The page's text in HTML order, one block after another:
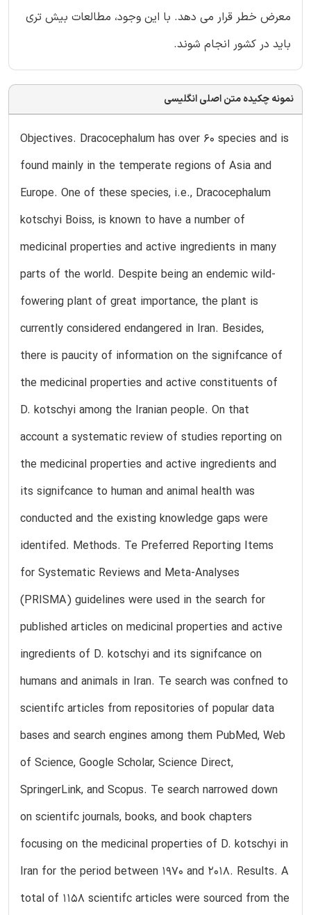
معرض خطر قرار می دهد. با این وجود، مطالعات بیش تری
باید در کشور انجام شوند.
نمونه چکیده متن اصلی انگلیسی
Objectives. Dracocephalum has over 60 species and is
found mainly in the temperate regions of Asia and
Europe. One of these species, i.e., Dracocephalum
kotschyi Boiss, is known to have a number of
medicinal properties and active ingredients in many
parts of the world. Despite being an endemic wild-
fowering plant of great importance, the plant is
currently considered endangered in Iran. Besides,
there is paucity of information on the signifcance of
the medicinal properties and active constituents of
D. kotschyi among the Iranian people. On that
account a systematic review of studies reporting on
the medicinal properties and active ingredients and
its signifcance to human and animal health was
conducted and the existing knowledge gaps were
identifed. Methods. Te Preferred Reporting Items
for Systematic Reviews and Meta-Analyses
(PRISMA) guidelines were used in the search for
published articles on medicinal properties and active
ingredients of D. kotschyi and its signifcance on
humans and animals in Iran. Te search was confned to
scientifc articles from repositories of popular data
bases and search engines among them PubMed, Web
of Science, Google Scholar, Science Direct,
SpringerLink, and Scopus. Te search narrowed down
on scientifc journals, books, and book chapters
focusing on the medicinal properties of D. kotschyi in
Iran for the period between 1970 and 2018. Results. A
total of 1158 scientifc articles were sourced from the